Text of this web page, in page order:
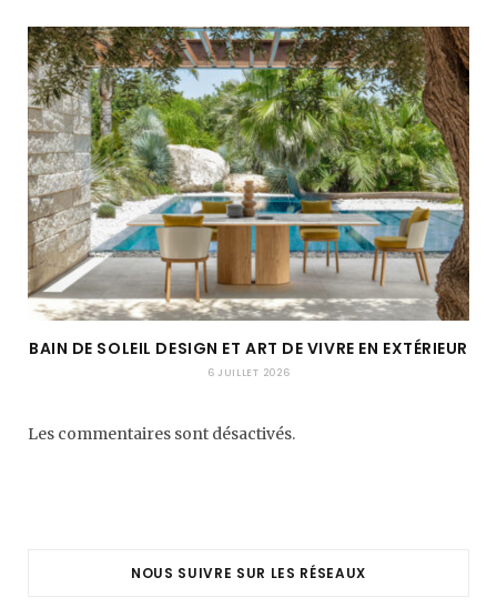
BAIN DE SOLEIL DESIGN ET ART DE VIVRE EN EXTÉRIEUR
6 JUILLET 2026
Les commentaires sont désactivés.
NOUS SUIVRE SUR LES RÉSEAUX